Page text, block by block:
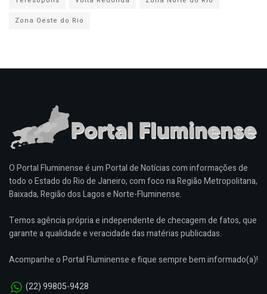
Zona Oeste do Rio
O Portal Fluminense é um Portal de Notícias com informações de
todo o Estado do Rio de Janeiro, com foco na Região Metropolitana,
Baixada, Região dos Lagos e Norte-Fluminense.
Temos agência própria e independente de checagem de fatos, que
garante a qualidade e veracidade das matérias publicadas.
Acompanhe o Portal Fluminense e fique sempre bem informado(a)!
(22) 99805-9428